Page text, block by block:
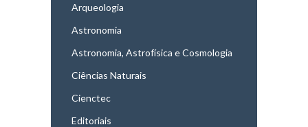
Arqueologia
Astronomia
Astronomia, Astrofísica e Cosmologia
Ciências Naturais
Cienctec
Editoriais